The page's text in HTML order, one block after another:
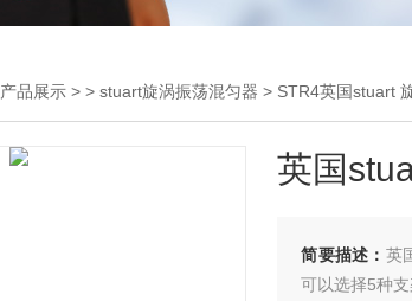
产品展示 > > stuart旋涡振荡混匀器 > STR4英国stuart
英国
简要描述： 英
可以选择5种